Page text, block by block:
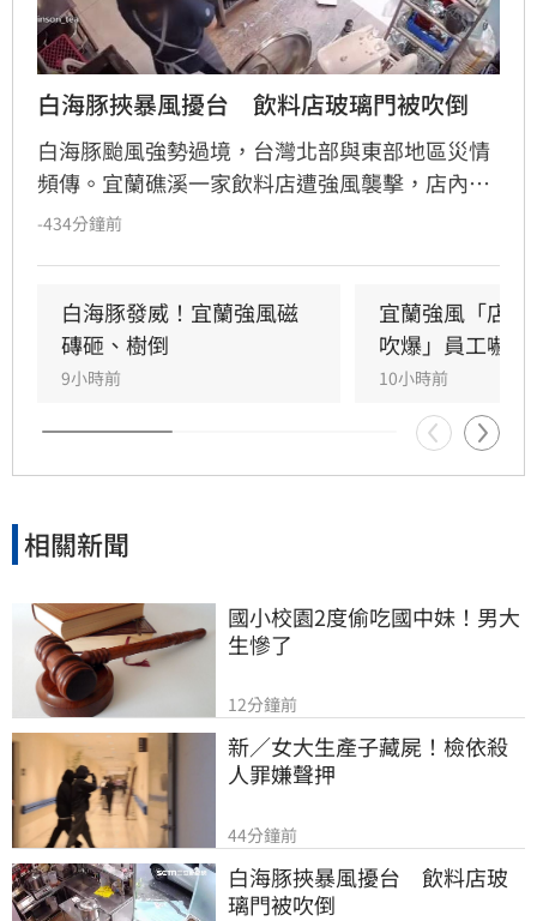
白海豚挾暴風擾台　飲料店玻璃門被吹倒
白海豚颱風強勢過境，台灣北部與東部地區災情
頻傳。宜蘭礁溪一家飲料店遭強風襲擊，店內玻
璃門瞬間碎裂，店員飽受驚嚇，目前只能先以木
浪花吞沒跌倒，驚險畫面曝光引發網友撻伐。海
巡署對此嚴正呼籲，颱風期間切勿闖入警戒區，
違者最高可處25萬元罰鍰。
-434分鐘前
白海豚發威！宜蘭強風磁
磚砸、樹倒
9小時前
宜蘭強風「店
吹爆」員工嚇抱
10小時前
相關新聞
國小校園2度偷吃國中妹！男大
生慘了
12分鐘前
新／女大生產子藏屍！檢依殺
人罪嫌聲押
44分鐘前
白海豚挾暴風擾台　飲料店玻
璃門被吹倒